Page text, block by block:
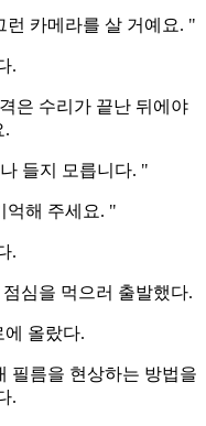
런 카메라를 살 거예요. "
.
은 수리가 끝난 뒤에야
.
들지 모릅니다. "
억해 주세요. "
.
심을 먹으러 출발했다.
에 올랐다.
필름을 현상하는 방법을
.